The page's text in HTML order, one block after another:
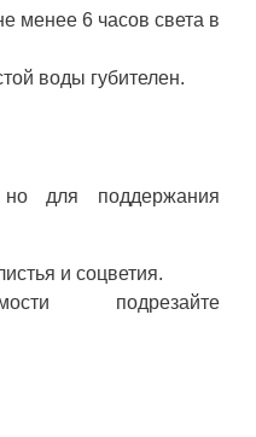
менее 6 часов света в
воды губителен.
но для поддержания
и соцветия.
подрезайте